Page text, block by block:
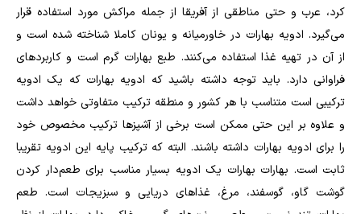
کرد، عرب و حتی مناطقی از آفریقا از جمله مراکش مورد استفاده قرار
می‌گیرد. ادویه بهارات در خاورمیانه و یونان کاملا شناخته شده است و
از آن در تهیه غذا استفاده می‌کنند. طبع بهارات گرم است و کاربرد‌های
فراوانی دارد. باید توجه داشته باشید که ادویه بهارات که یک ادویه
ترکیبی است متناسب با هر کشور و منطقه ترکیب متفاوتی خواهد داشت
و علاوه بر این حتی ممکن است برخی از آشپز‌ها ترکیب مخصوص خود
را برای ادویه بهارات داشته باشند. البته که ترکیب پایه این ادویه تقریبا
ثابت است. بهارات بهارات یک ادویه بسیار مناسب برای طعم‌دار کردن
گوشت گاو، گوسفند، مرغ، غذاهای دریایی و سبزیجات است. طعم